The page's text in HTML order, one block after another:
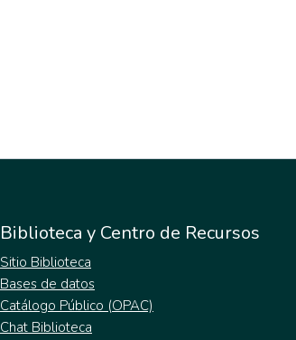
Biblioteca y Centro de Recursos
Sitio Biblioteca
Bases de datos
Catálogo Público (OPAC)
Chat Biblioteca